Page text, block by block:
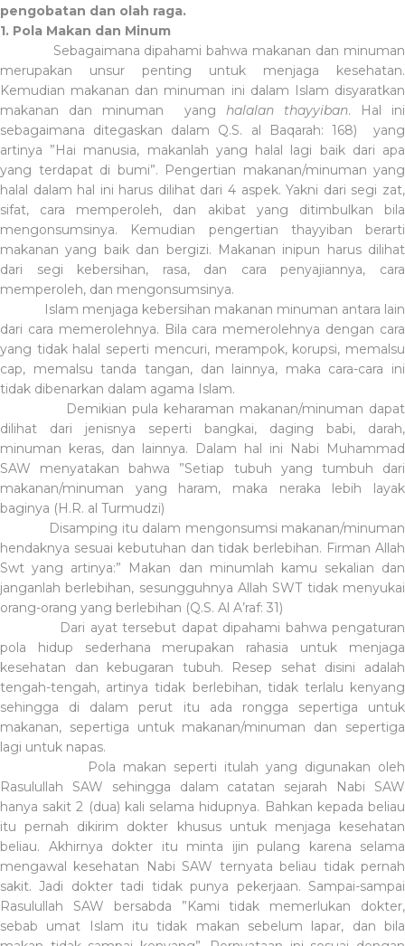
pengobatan dan olah raga.
1. Pola Makan dan Minum
Sebagaimana dipahami bahwa makanan dan minuman
merupakan unsur penting untuk menjaga kesehatan.
Kemudian makanan dan minuman ini dalam Islam disyaratkan
makanan dan minuman
yang halalan thayyiban. Hal ini
sebagaimana ditegaskan dalam Q.S. al Baqarah: 168)
yang
artinya ”Hai manusia, makanlah yang halal lagi baik dari apa
yang terdapat di bumi”. Pengertian makanan/minuman yang
halal dalam hal ini harus dilihat dari 4 aspek. Yakni dari segi zat,
sifat, cara memperoleh, dan akibat yang ditimbulkan bila
mengonsumsinya. Kemudian pengertian thayyiban berarti
makanan yang baik dan bergizi. Makanan inipun harus dilihat
dari segi kebersihan, rasa, dan cara penyajiannya, cara
memperoleh, dan mengonsumsinya.
Islam menjaga kebersihan makanan minuman antara lain
dari cara memerolehnya. Bila cara memerolehnya dengan cara
yang tidak halal seperti mencuri, merampok, korupsi, memalsu
cap, memalsu tanda tangan, dan lainnya, maka cara-cara ini
tidak dibenarkan dalam agama Islam.
Demikian pula keharaman makanan/minuman dapat
dilihat dari jenisnya seperti bangkai, daging babi, darah,
minuman keras, dan lainnya. Dalam hal ini Nabi Muhammad
SAW menyatakan bahwa ”Setiap tubuh yang tumbuh dari
makanan/minuman yang haram, maka neraka lebih layak
baginya (H.R. al Turmudzi)
Disamping itu dalam mengonsumsi makanan/minuman
hendaknya sesuai kebutuhan dan tidak berlebihan. Firman Allah
Swt yang artinya:” Makan dan minumlah kamu sekalian dan
janganlah berlebihan, sesungguhnya Allah SWT tidak menyukai
orang-orang yang berlebihan (Q.S. Al A’raf: 31)
Dari ayat tersebut dapat dipahami bahwa pengaturan
pola hidup sederhana merupakan rahasia untuk menjaga
kesehatan dan kebugaran tubuh. Resep sehat disini adalah
tengah-tengah, artinya tidak berlebihan, tidak terlalu kenyang
sehingga di dalam perut itu ada rongga sepertiga untuk
makanan, sepertiga untuk makanan/minuman dan sepertiga
lagi untuk napas.
Pola makan seperti itulah yang digunakan oleh
Rasulullah SAW sehingga dalam catatan sejarah Nabi SAW
hanya sakit 2 (dua) kali selama hidupnya. Bahkan kepada beliau
itu pernah dikirim dokter khusus untuk menjaga kesehatan
beliau. Akhirnya dokter itu minta ijin pulang karena selama
mengawal kesehatan Nabi SAW ternyata beliau tidak pernah
sakit. Jadi dokter tadi tidak punya pekerjaan. Sampai-sampai
Rasulullah SAW bersabda ”Kami tidak memerlukan dokter,
sebab umat Islam itu tidak makan sebelum lapar, dan bila